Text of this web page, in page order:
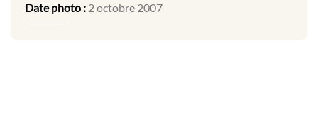
Date photo : 2 octobre 2007